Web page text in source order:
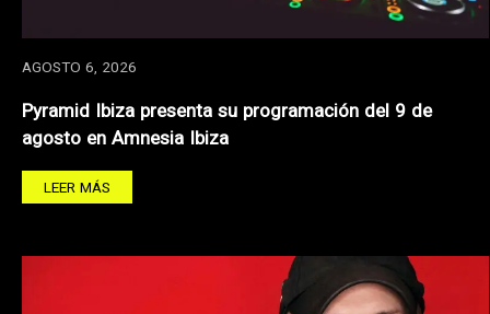
AGOSTO 6, 2026
Pyramid Ibiza presenta su programación del 9 de
agosto en Amnesia Ibiza
LEER MÁS